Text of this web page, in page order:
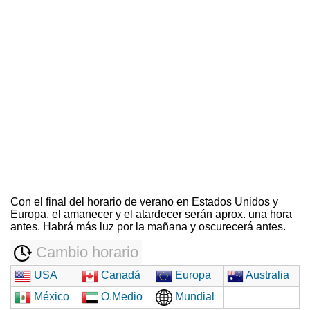
Con el final del horario de verano en Estados Unidos y
Europa, el amanecer y el atardecer serán aprox. una hora
antes. Habrá más luz por la mañana y oscurecerá antes.
Cambio horario
USA Canadá Europa
Australia
México
O.Medio Mundial